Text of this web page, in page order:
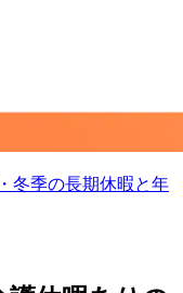
冬季の長期休暇と年